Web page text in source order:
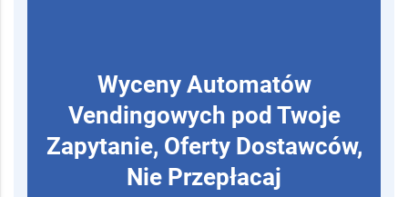
Wyceny Automatów
Vendingowych pod Twoje
Zapytanie, Oferty Dostawców,
Nie Przepłacaj